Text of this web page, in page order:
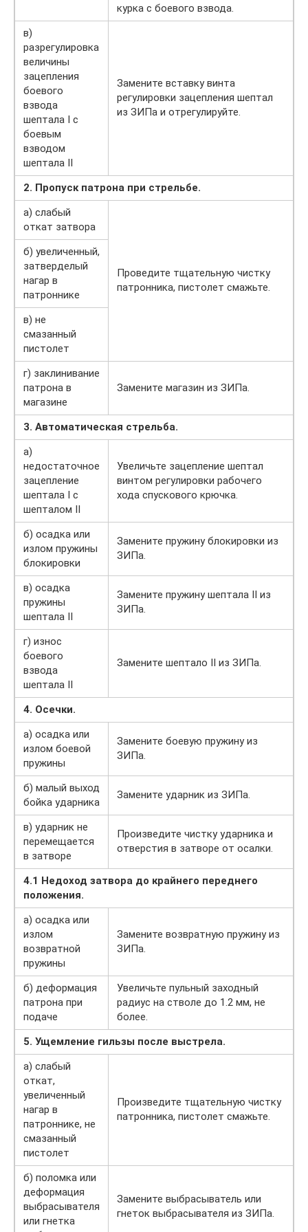
курка с боевого взвода.
в)
разрегулировка
величины
зацепления
боевого
взвода
шептала I с
боевым
взводом
шептала II
Замените вставку винта
регулировки зацепления шептал
из ЗИПа и отрегулируйте.
2. Пропуск патрона при стрельбе.
а) слабый
откат затвора
Проведите тщательную чистку
патронника, пистолет смажьте.
б) увеличенный,
затверделый
нагар в
патроннике
в) не
смазанный
пистолет
г) заклинивание
патрона в
магазине
Замените магазин из ЗИПа.
3. Автоматическая стрельба.
а)
недостаточное
зацепление
шептала I с
шепталом II
Увеличьте зацепление шептал
винтом регулировки рабочего
хода спускового крючка.
б) осадка или
излом пружины
блокировки
Замените пружину блокировки из
ЗИПа.
в) осадка
пружины
шептала II
Замените пружину шептала II из
ЗИПа.
г) износ
боевого
взвода
шептала II
Замените шептало II из ЗИПа.
4. Осечки.
а) осадка или
излом боевой
пружины
Замените боевую пружину из
ЗИПа.
б) малый выход
бойка ударника
Замените ударник из ЗИПа.
в) ударник не
перемещается
в затворе
Произведите чистку ударника и
отверстия в затворе от осалки.
4.1 Недоход затвора до крайнего переднего
положения.
а) осадка или
излом
возвратной
пружины
Замените возвратную пружину из
ЗИПа.
б) деформация
патрона при
подаче
Увеличьте пульный заходный
радиус на стволе до 1.2 мм, не
более.
5. Ущемление гильзы после выстрела.
а) слабый
откат,
увеличенный
нагар в
патроннике, не
смазанный
пистолет
Произведите тщательную чистку
патронника, пистолет смажьте.
б) поломка или
деформация
выбрасывателя
или гнетка
Замените выбрасыватель или
гнеток выбрасывателя из ЗИПа.